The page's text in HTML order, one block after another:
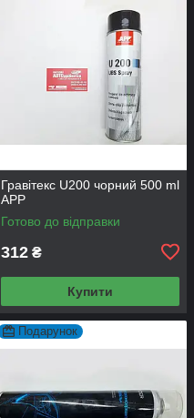
Гравітекс U200 чорний 500 ml
APP
Готово до відправки
312 ₴
Купити
Подарунок